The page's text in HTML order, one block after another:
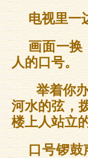
电视里一
画面一换
人的口号。
举着你
河水的弦，
楼上人站立
口号锣